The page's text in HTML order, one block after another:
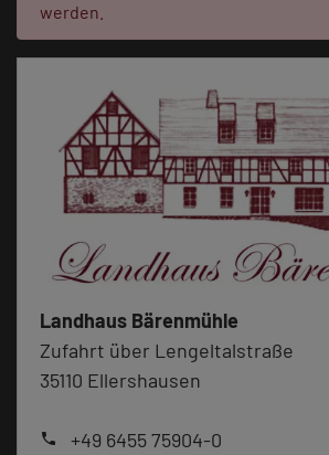
werden.
Landhaus Bärenmühle
Zufahrt über Lengeltalstraße
35110 Ellershausen
phone +49 6455 75904-0